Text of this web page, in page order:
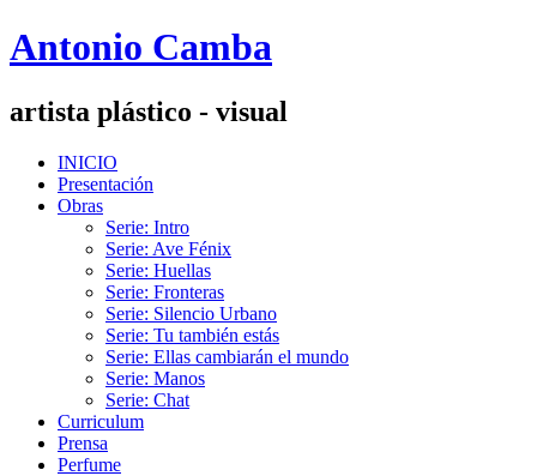
Antonio Camba
artista plástico - visual
INICIO
Presentación
Obras
Serie: Intro
Serie: Ave Fénix
Serie: Huellas
Serie: Fronteras
Serie: Silencio Urbano
Serie: Tu también estás
Serie: Ellas cambiarán el mundo
Serie: Manos
Serie: Chat
Curriculum
Prensa
Perfume